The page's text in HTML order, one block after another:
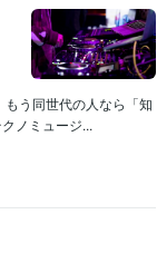
う同世代の人なら「知
ノミュージ...